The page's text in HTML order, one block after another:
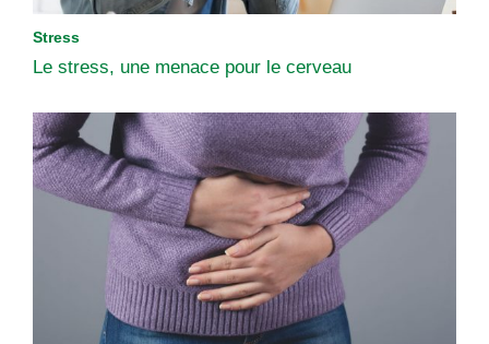
Stress
Le stress, une menace pour le cerveau